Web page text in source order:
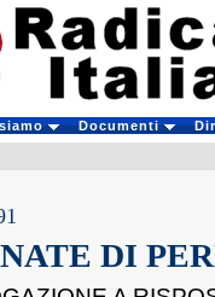
Documenti
DI